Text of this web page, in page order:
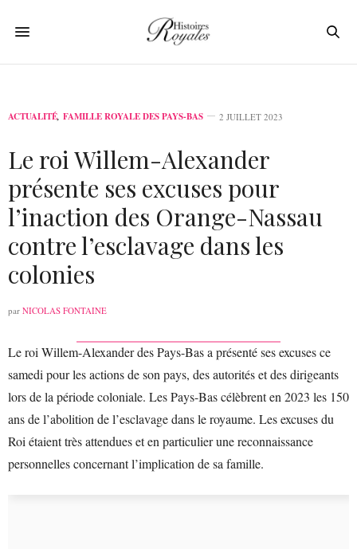
ACTUALITÉ, FAMILLE ROYALE DES PAYS-BAS 2 JUILLET 2023
Le roi Willem-Alexander
présente ses excuses pour
l’inaction des Orange-Nassau
contre l’esclavage dans les
colonies
par NICOLAS FONTAINE
Le roi Willem-Alexander des Pays-Bas a présenté ses excuses ce
samedi pour les actions de son pays, des autorités et des dirigeants
lors de la période coloniale. Les Pays-Bas célèbrent en 2023 les 150
ans de l’abolition de l’esclavage dans le royaume. Les excuses du
Roi étaient très attendues et en particulier une reconnaissance
personnelles concernant l’implication de sa famille.